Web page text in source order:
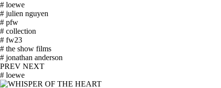
# loewe
# julien nguyen
# pfw
# collection
# fw23
# the show films
# jonathan anderson
PREV NEXT
# loewe